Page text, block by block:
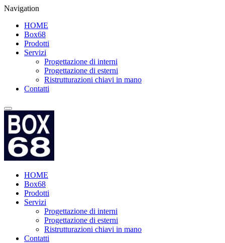
Navigation
HOME
Box68
Prodotti
Servizi
Progettazione di interni
Progettazione di esterni
Ristrutturazioni chiavi in mano
Contatti
HOME
Box68
Prodotti
Servizi
Progettazione di interni
Progettazione di esterni
Ristrutturazioni chiavi in mano
Contatti